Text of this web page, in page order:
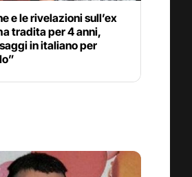
e le rivelazioni sull’ex
tradita per 4 anni,
in italiano per